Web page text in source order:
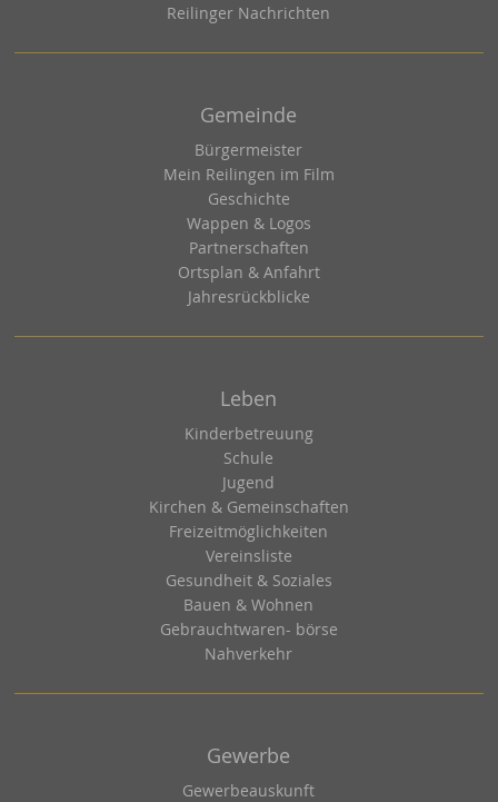
Reilinger Nachrichten
Gemeinde
Bürgermeister
Mein Reilingen im Film
Geschichte
Wappen & Logos
Partnerschaften
Ortsplan & Anfahrt
Jahresrückblicke
Leben
Kinderbetreuung
Schule
Jugend
Kirchen & Gemeinschaften
Freizeitmöglichkeiten
Vereinsliste
Gesundheit & Soziales
Bauen & Wohnen
Gebrauchtwaren- börse
Nahverkehr
Gewerbe
Gewerbeauskunft